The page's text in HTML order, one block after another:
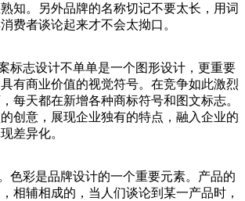
知。另外品牌的名称切记不要太长，用词
费者谈论起来才不会太拗口。
标志设计不单单是一个图形设计，更重要
有商业价值的视觉符号。在竞争如此激烈
每天都在新增各种商标符号和图文标志。
创意，展现企业独有的特点，融入企业的
差异化。
色彩是品牌设计的一个重要元素。产品的
相辅相成的，当人们谈论到某一产品时，